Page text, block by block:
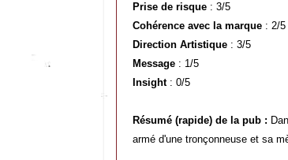
Prise de risque : 3/5
Cohérence avec la marque : 2/5
Direction Artistique : 3/5
Message : 1/5
Insight: 0/5
Résumé (rapide) de la pub :
armé d'une tronçonneuse et sa